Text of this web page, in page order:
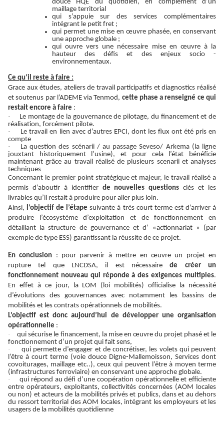
douce HQE du quotidien, en complément d’un
maillage territorial
qui s’appuie sur des services complémentaires
intégrant le petit fret ;
qui permet une mise en œuvre phasée, en conservant
une approche globale ;
qui ouvre vers une nécessaire mise en œuvre à la
hauteur des défis et des enjeux socio -
environnementaux.
Ce qu’il reste à faire :
Grace aux études, ateliers de travail participatifs et diagnostics réalisé
et soutenus par l’ADEME via Tenmod, cette phase a renseigné ce qui
restait encore à faire :
·
Le montage de la gouvernance de pilotage, du financement et de
réalisation, forcément pilote.
·
Le travail en lien avec d’autres EPCI, dont les flux ont été pris en
compte
·
La question des scénarii / au passage Seveso/ Arkema (la ligne
jouxtant historiquement l’usine), et pour cela l’état bénéficie
maintenant grâce au travail réalisé de plusieurs scenarii et analyses
techniques
Concernant le premier point stratégique et majeur, le travail réalisé a
permis d’aboutir à identifier de nouvelles questions clés et les
livrables qu’il restait à produire pour aller plus loin.
Ainsi, l’objectif de l’étape suivante à très court terme est d’arriver à
produire l’écosystème d’exploitation et de fonctionnement en
détaillant la structure de gouvernance et d’ «actionnariat » (par
exemple de type ESS) garantissant la réussite de ce projet.
En conclusion : pour parvenir à mettre en œuvre un projet en
rupture tel que LNCDSA, il est nécessairede créer un
fonctionnement nouveau qui réponde à des exigences multiples.
En effet à ce jour, la LOM (loi mobilités) officialise la nécessité
d’évolutions des gouvernances avec notamment les bassins de
mobilités et les contrats opérationnels de mobilités.
L’objectif est donc aujourd’hui de développer une organisation
opérationnelle :
·
qui sécurise le financement, la mise en œuvre du projet phasé et le
fonctionnement d’un projet qui fait sens,
·
qui permette d’engager et de concrétiser, les volets qui peuvent
l’être à court terme (voie douce Digne-Mallemoisson, Services dont
covoiturages, maillage etc..), ceux qui peuvent l’être à moyen terme
(infrastructures ferroviaire) en conservant une approche globale.
·
qui répond au défi d’une coopération opérationnelle et efficiente
entre opérateurs, exploitants, collectivités concernées (AOM locales
ou non) et acteurs de la mobilités privés et publics, dans et au dehors
du ressort territorial des AOM locales, intégrant les employeurs et les
usagers de la mobilités quotidienne